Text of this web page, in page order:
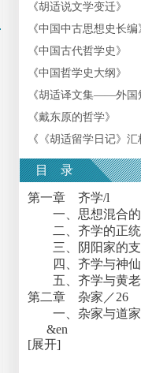
《胡适说文学变迁》
《中国中古思想史长编
《中国古代哲学史 》
《中国哲学史大纲 》
《胡适译文集——外国
《戴东原的哲学》
《 《胡适留学日记》
目 录
第一章 齐学/l
一、思想混合的
二、齐学的正统
三、阴阳家的支
四、齐学与神仙
五、齐学与黄老
第二章 杂家／26
一、杂家与道家
&en
[展开]